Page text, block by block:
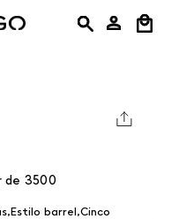
de 3500
barrel,Cinco